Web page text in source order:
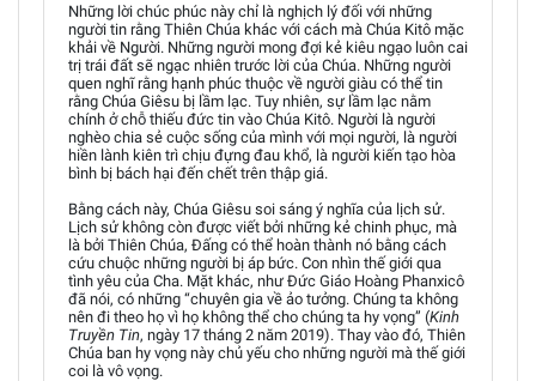
Những lời chúc phúc này chỉ là nghịch lý đối với những
người tin rằng Thiên Chúa khác với cách mà Chúa Kitô mặc
khải về Người. Những người mong đợi kẻ kiêu ngạo luôn cai
trị trái đất sẽ ngạc nhiên trước lời của Chúa. Những người
quen nghĩ rằng hạnh phúc thuộc về người giàu có thể tin
rằng Chúa Giêsu bị lầm lạc. Tuy nhiên, sự lầm lạc nằm
chính ở chỗ thiếu đức tin vào Chúa Kitô. Người là người
nghèo chia sẻ cuộc sống của mình với mọi người, là người
hiền lành kiên trì chịu đựng đau khổ, là người kiến tạo hòa
bình bị bách hại đến chết trên thập giá.
Bằng cách này, Chúa Giêsu soi sáng ý nghĩa của lịch sử.
Lịch sử không còn được viết bởi những kẻ chinh phục, mà
là bởi Thiên Chúa, Đấng có thể hoàn thành nó bằng cách
cứu chuộc những người bị áp bức. Con nhìn thế giới qua
tình yêu của Cha. Mặt khác, như Đức Giáo Hoàng Phanxicô
đã nói, có những “chuyên gia về ảo tưởng. Chúng ta không
nên đi theo họ vì họ không thể cho chúng ta hy vọng” (Kinh
Truyền Tin, ngày 17 tháng 2 năm 2019). Thay vào đó, Thiên
Chúa ban hy vọng này chủ yếu cho những người mà thế giới
coi là vô vọng.